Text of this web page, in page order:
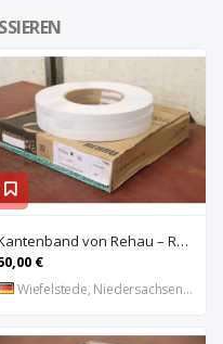
Kantenband von Rehau – Raukantex FP 28/1 97556
€
Wiefelstede, Niedersachsen, DE